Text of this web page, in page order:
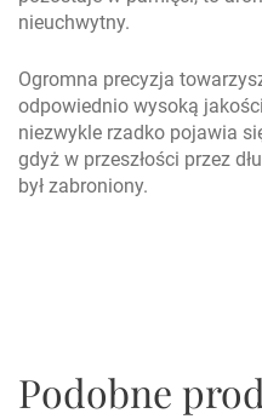
nieuchwytny.
Ogromna precyzja
odpowiednio wysoką
niezwykle rzadko pojawia
gdyż w przeszłości przez
był zabroniony.
Podobne